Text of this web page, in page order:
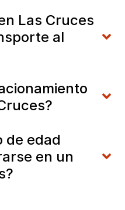
Las Cruces
al
de edad
en un